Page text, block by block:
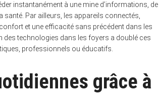
instantanément à une mine d’informations, de
Par ailleurs, les appareils connectés,
et une efficacité sans précédent dans les
des technologies dans les foyers a doublé ces
professionnels ou éducatifs.
grâce à